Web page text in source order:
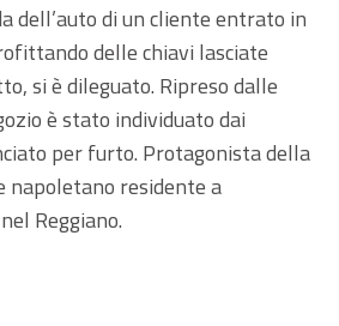
dell’auto di un cliente entrato in
delle chiavi lasciate
si è dileguato. Ripreso dalle
è stato individuato dai
per furto. Protagonista della
napoletano residente a
Reggiano.